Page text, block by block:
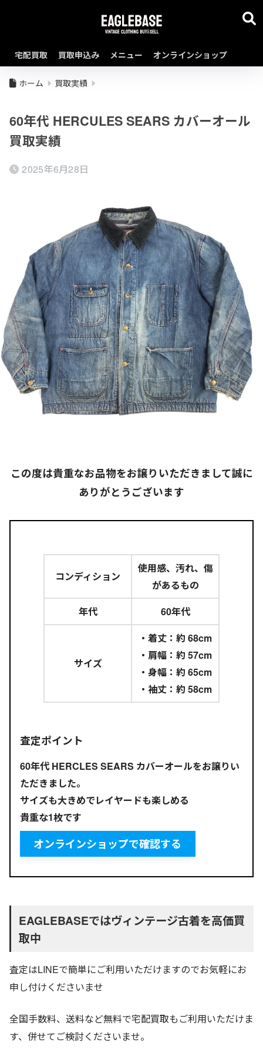
宅配買取 買取申込み メニュー オンラインショップ
ホーム 買取実績
60年代 HERCULES SEARS カバーオール
買取実績
2025年6月28日
この度は貴重なお品物をお譲りいただきまして誠に
ありがとうございます
コンディション
使用感、汚れ、傷
があるもの
年代
60年代
サイズ
・着丈：約 68cm
・肩幅：約 57cm
・身幅：約 65cm
・袖丈：約 58cm
査定ポイント
60年代 HERCLES SEARS カバーオールをお譲りい
ただきました。
サイズも大きめでレイヤードも楽しめる
貴重な1枚です
オンラインショップで確認する
EAGLEBASEではヴィンテージ古着を高価買
取中
査定はLINEで簡単にご利用いただけますのでお気軽にお
申し付けくださいませ
全国手数料、送料など無料で宅配買取もご利用いただけま
す、併せてご検討くださいませ。